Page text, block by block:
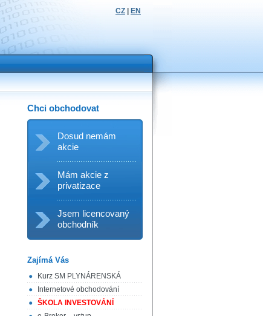
CZ EN
Chci obchodovat
Dosud nemám
akcie
Mám akcie z
privatizace
Jsem licencovaný
obchodník
Zajímá Vás
Kurz SM PLYNÁRENSKÁ
Internetové obchodování
ŠKOLA INVESTOVÁNÍ